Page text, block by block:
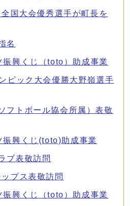
国大会優秀選手が町長を
名
興くじ（toto）助成事業
ピック大会優勝大野嶺選手
フトボール協会所属）表敬
振興くじ(toto)助成事業
ブ表敬訪問
プス表敬訪問
興くじ（toto）助成事業